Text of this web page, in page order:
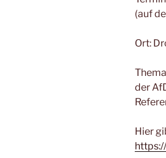
(auf
Ort:
der
Hier